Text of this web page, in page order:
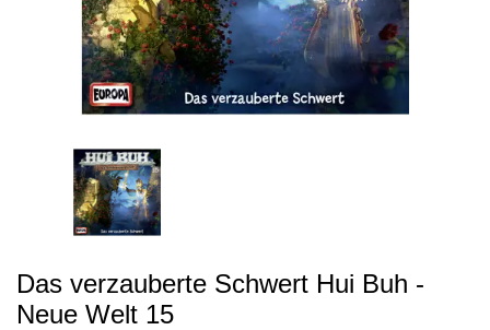
Das verzauberte Schwert Hui Buh -
Neue Welt 15